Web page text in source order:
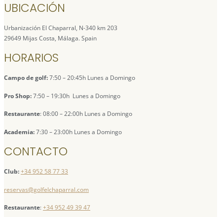
UBICACIÓN
Urbanización El Chaparral, N-340 km 203
29649 Mijas Costa, Málaga. Spain
HORARIOS
Campo de golf:7:50 – 20:45h Lunes a Domingo
Pro Shop:7:50 – 19:30h Lunes a Domingo
Restaurante: 08:00 – 22:00h Lunes a Domingo
Academia:7:30 – 23:00h Lunes a Domingo
CONTACTO
Club:+34 952 58 77 33
reservas@golfelchaparral.com
Restaurante:+34 952 49 39 47